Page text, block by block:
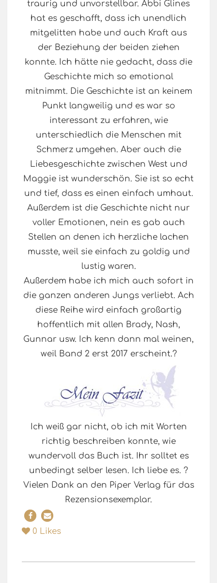
traurig und unvorstellbar. Abbi Glines
hat es geschafft, dass ich unendlich
mitgelitten habe und auch Kraft aus
der Beziehung der beiden ziehen
konnte. Ich hätte nie gedacht, dass die
Geschichte mich so emotional
mitnimmt. Die Geschichte ist an keinem
Punkt langweilig und es war so
interessant zu erfahren, wie
unterschiedlich die Menschen mit
Schmerz umgehen. Aber auch die
Liebesgeschichte zwischen West und
Maggie ist wunderschön. Sie ist so echt
und tief, dass es einen einfach umhaut.
Außerdem ist die Geschichte nicht nur
voller Emotionen, nein es gab auch
Stellen an denen ich herzliche lachen
musste, weil sie einfach zu goldig und
lustig waren.
Außerdem habe ich mich auch sofort in
die ganzen anderen Jungs verliebt. Ach
diese Reihe wird einfach großartig
hoffentlich mit allen Brady, Nash,
Gunnar usw. Ich kenn dann mal weinen,
weil Band 2 erst 2017 erscheint.?
Ich weiß gar nicht, ob ich mit Worten
richtig beschreiben konnte, wie
wundervoll das Buch ist. Ihr solltet es
unbedingt selber lesen. Ich liebe es. ?
Vielen Dank an den Piper Verlag für das
Rezensionsexemplar.
0 Likes